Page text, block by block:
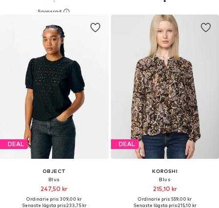
DEAL
OBJECT
Blus
247,50 kr
Ordinarie pris: 309,00 kr
Senaste lägsta pris:233,75 kr
DEAL
KOROSHI
Blus
215,10 kr
Ordinarie pris: 559,00 kr
Senaste lägsta pris:215,10 kr